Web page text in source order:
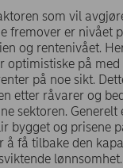
som vil
fremover er nivået
og rentenivået.
optimistiske på
på noe sikt.
etter råvarer og
sektoren.
bygget og prisene
å få tilbake den
lønnsomhet.